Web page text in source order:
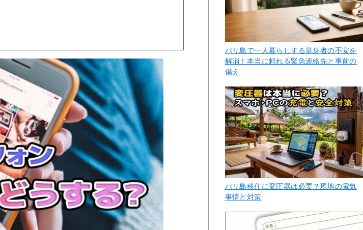
バリ島で一人暮らしする単身者の不安を
解消！本当に頼れる緊急連絡先と事前の
備え
バリ島移住に変圧器は必要？現地の電気
事情と対策